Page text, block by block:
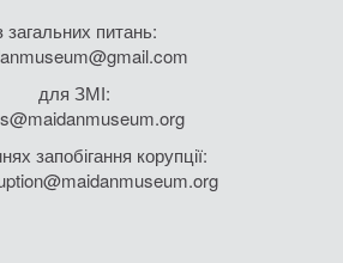
загальних питань:
для ЗМІ:
запобігання корупції: